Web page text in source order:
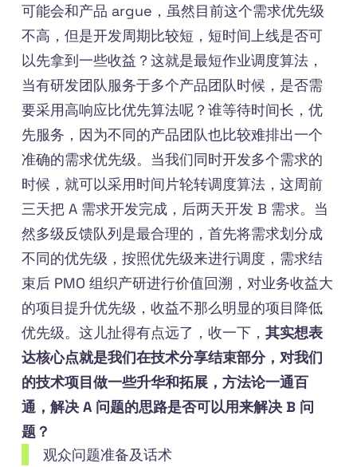
可能会和产品 argue，虽然目前这个需求优先级
不高，但是开发周期比较短，短时间上线是否可
以先拿到一些收益？这就是最短作业调度算法，
当有研发团队服务于多个产品团队时候，是否需
要采用高响应比优先算法呢？谁等待时间长，优
先服务，因为不同的产品团队也比较难排出一个
准确的需求优先级。当我们同时开发多个需求的
时候，就可以采用时间片轮转调度算法，这周前
三天把 A 需求开发完成，后两天开发 B 需求。当
然多级反馈队列是最合理的，首先将需求划分成
不同的优先级，按照优先级来进行调度，需求结
束后 PMO 组织产研进行价值回溯，对业务收益大
的项目提升优先级，收益不那么明显的项目降低
优先级。这儿扯得有点远了，收一下， 其实想表
达核心点就是我们在技术分享结束部分，对我们
的技术项目做一些升华和拓展，方法论一通百
通，解决 A 问题的思路是否可以用来解决 B 问
题？
观众问题准备及话术